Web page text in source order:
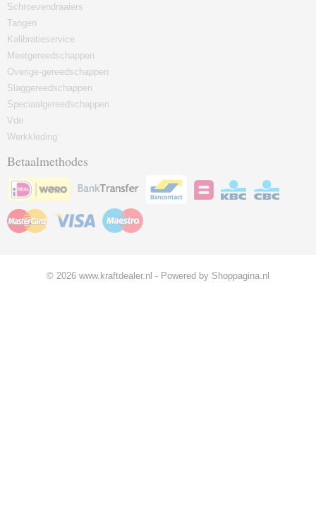
Schroevendraaiers
Tangen
Kalibratieservice
Meetgereedschappen
Overige-gereedschappen
Slaggereedschappen
Speciaalgereedschappen
Vde
Werkkleding
Betaalmethodes
© 2026 www.kraftdealer.nl - Powered by Shoppagina.nl